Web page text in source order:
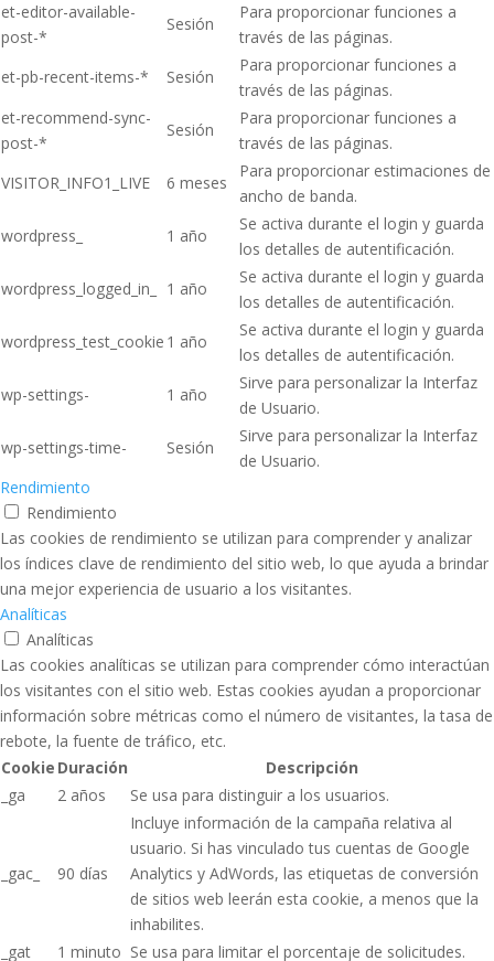
et-editor-available-
post-*
Sesión
Para proporcionar funciones a
través de las páginas.
et-pb-recent-items-*
Sesión
Para proporcionar funciones a
través de las páginas.
et-recommend-sync-
post-*
Sesión
Para proporcionar funciones a
través de las páginas.
VISITOR_INFO1_LIVE
6 meses
Para proporcionar estimaciones de
ancho de banda.
wordpress_
1 año
Se activa durante el login y guarda
los detalles de autentificación.
wordpress_logged_in_
1 año
Se activa durante el login y guarda
los detalles de autentificación.
wordpress_test_cookie 1 año
Se activa durante el login y guarda
los detalles de autentificación.
wp-settings-
1 año
Sirve para personalizar la Interfaz
de Usuario.
wp-settings-time-
Sesión
Sirve para personalizar la Interfaz
de Usuario.
Rendimiento
Rendimiento
Las cookies de rendimiento se utilizan para comprender y analizar
los índices clave de rendimiento del sitio web, lo que ayuda a brindar
una mejor experiencia de usuario a los visitantes.
Analíticas
Analíticas
Las cookies analíticas se utilizan para comprender cómo interactúan
los visitantes con el sitio web. Estas cookies ayudan a proporcionar
información sobre métricas como el número de visitantes, la tasa de
rebote, la fuente de tráfico, etc.
Cookie Duración
Descripción
_ga
2 años Se usa para distinguir a los usuarios.
_gac_ 90 días
Incluye información de la campaña relativa al
usuario. Si has vinculado tus cuentas de Google
Analytics y AdWords, las etiquetas de conversión
de sitios web leerán esta cookie, a menos que la
inhabilites.
_gat
1 minuto Se usa para limitar el porcentaje de solicitudes.